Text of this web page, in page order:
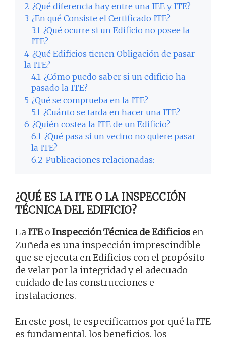
2 ¿Qué diferencia hay entre una IEE y ITE?
3 ¿En qué Consiste el Certificado ITE?
3.1 ¿Qué ocurre si un Edificio no posee la
ITE?
4 ¿Qué Edificios tienen Obligación de pasar
la ITE?
4.1 ¿Cómo puedo saber si un edificio ha
pasado la ITE?
5 ¿Qué se comprueba en la ITE?
5.1 ¿Cuánto se tarda en hacer una ITE?
6 ¿Quién costea la ITE de un Edificio?
6.1 ¿Qué pasa si un vecino no quiere pasar
la ITE?
6.2 Publicaciones relacionadas:
¿QUÉ ES LA ITE O LA INSPECCIÓN
TÉCNICA DEL EDIFICIO?
LaITEo Inspección Técnica de Edificios en
Zuñeda es una inspección imprescindible
que se ejecuta en Edificios con el propósito
de velar por la integridad y el adecuado
cuidado de las construcciones e
instalaciones.
En este post, te especificamos por qué la ITE
es fundamental, los beneficios, los